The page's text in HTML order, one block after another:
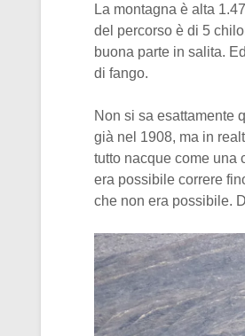
La montagna è alta
del percorso è di 5
buona parte in salita.
di fango.
Non si sa esattamente
già nel 1908, ma in
tutto nacque come una
era possibile correre
che non era possibile.